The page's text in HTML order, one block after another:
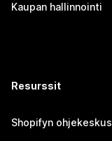
Kaupan hallinnointi
Resurssit
Shopifyn ohjekeskus